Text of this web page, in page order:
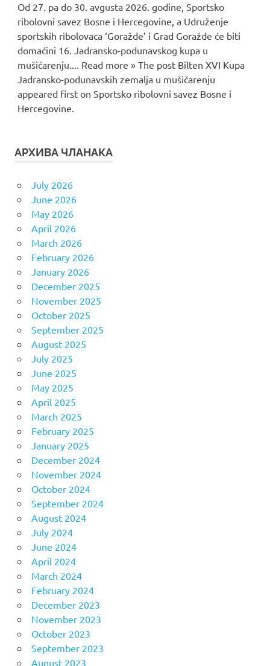
Od 27. pa do 30. avgusta 2026. godine, Sportsko
ribolovni savez Bosne i Hercegovine, a Udruženje
sportskih ribolovaca ‘Goražde’ i Grad Goražde će biti
domaćini 16. Jadransko-podunavskog kupa u
mušičarenju.... Read more » The post Bilten XVI Kupa
Jadransko-podunavskih zemalja u mušičarenju
appeared first on Sportsko ribolovni savez Bosne i
Hercegovine.
АРХИВА ЧЛАНАКА
July 2026
June 2026
May 2026
April 2026
March 2026
February 2026
January 2026
December 2025
November 2025
October 2025
September 2025
August 2025
July 2025
June 2025
May 2025
April 2025
March 2025
February 2025
January 2025
December 2024
November 2024
October 2024
September 2024
August 2024
July 2024
June 2024
April 2024
March 2024
February 2024
December 2023
November 2023
October 2023
September 2023
August 2023